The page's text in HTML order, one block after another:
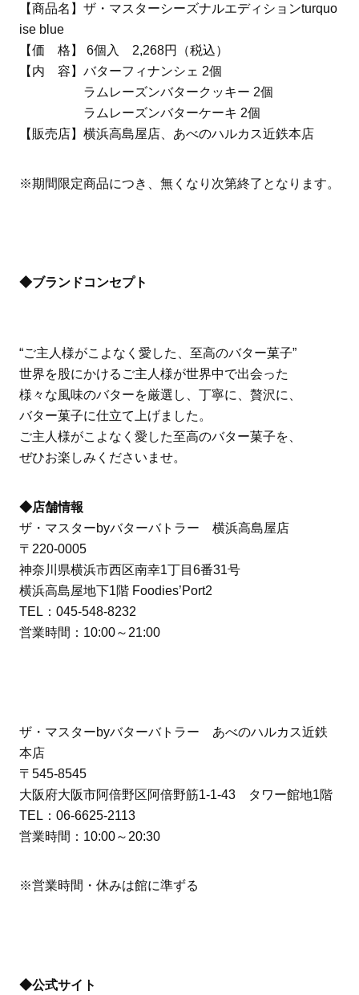
【商品名】ザ・マスターシーズナルエディションturquo
ise blue
【価 格】 6個入 2,268円（税込）
【内 容】バターフィナンシェ 2個
ラムレーズンバタークッキー 2個
ラムレーズンバターケーキ 2個
【販売店】横浜高島屋店、あべのハルカス近鉄本店
※期間限定商品につき、無くなり次第終了となります。
◆ブランドコンセプト
“ご主人様がこよなく愛した、至高のバター菓子”
世界を股にかけるご主人様が世界中で出会った
様々な風味のバターを厳選し、丁寧に、贅沢に、
バター菓子に仕立て上げました。
ご主人様がこよなく愛した至高のバター菓子を、
ぜひお楽しみくださいませ。
◆店舗情報
ザ・マスターbyバターバトラー 横浜高島屋店
〒220-0005
神奈川県横浜市西区南幸1丁目6番31号
横浜高島屋地下1階 Foodies’Port2
TEL：045-548-8232
営業時間：10:00～21:00
ザ・マスターbyバターバトラー あべのハルカス近鉄
本店
〒545-8545
大阪府大阪市阿倍野区阿倍野筋1-1-43 タワー館地1階
TEL：06-6625-2113
営業時間：10:00～20:30
※営業時間・休みは館に準ずる
◆公式サイト